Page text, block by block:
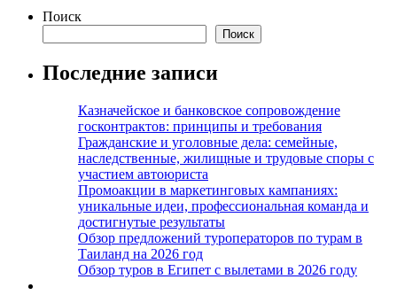
Поиск
Поиск
Последние записи
Казначейское и банковское сопровождение
госконтрактов: принципы и требования
Гражданские и уголовные дела: семейные,
наследственные, жилищные и трудовые споры с
участием автоюриста
Промоакции в маркетинговых кампаниях:
уникальные идеи, профессиональная команда и
достигнутые результаты
Обзор предложений туроператоров по турам в
Таиланд на 2026 год
Обзор туров в Египет с вылетами в 2026 году